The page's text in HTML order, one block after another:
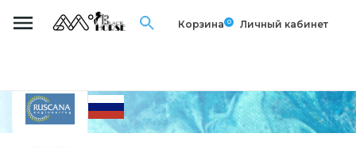
Корзина 0 Личный кабинет